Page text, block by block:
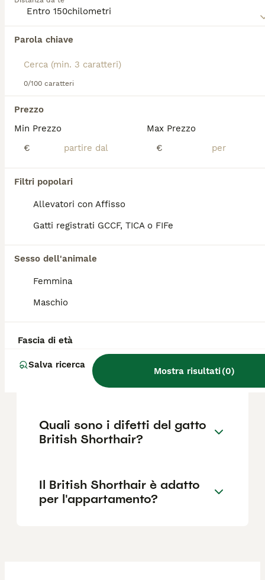
Parola chiave
0/100 caratteri
Prezzo
Min Prezzo
€
Max Prezzo
€
Filtri popolari
Allevatori con Affisso
Gatti registrati GCCF, TICA o FIFe
Sesso dell'animale
Femmina
Maschio
Fascia di età
Salva ricerca
Mostra risultati(0)
informazioni su questa razza di gatto.
Abbiamo trovato 0 British Gatti in vendita a
Padova.
ricerca e attendi il risultato perfetto:
Qual è il paese di British?
Il gatto British ha origini nelle isole
britanniche, dove si è sviluppato come razza
Quanto può costare un gatto
Quali sono i difetti del gatto
British Shorthair?
Il British Shorthair è adatto
per l'appartamento?